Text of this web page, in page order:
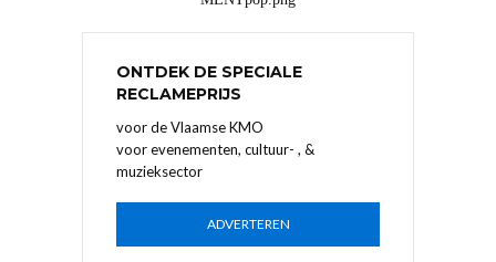
ONTDEK DE SPECIALE
RECLAMEPRIJS
voor de Vlaamse KMO
voor evenementen, cultuur- , &
muzieksector
ADVERTEREN